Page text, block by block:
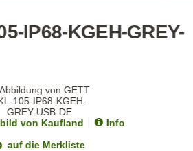
IP68-KGEH-GREY-
von Kaufland
Info
auf die Merkliste